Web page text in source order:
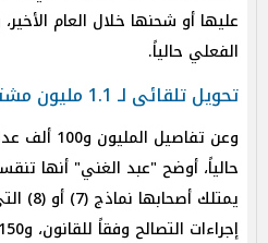
عليها أو شحنها خلال العام
الفعلي حالياً.
تحويل تلقائى لـ 1.1 مليون مشترك
وعن تفاصيل
يمتلك